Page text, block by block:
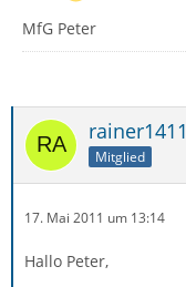
MfG Peter
rainer1411
Mitglied
17. Mai 2011 um 13:14
Hallo Peter,